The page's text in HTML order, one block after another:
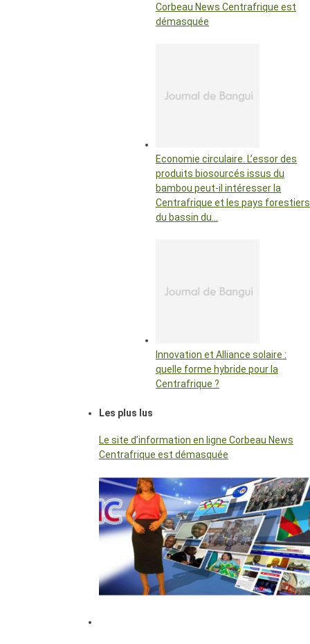
Corbeau News Centrafrique est
démasquée
Economie circulaire. L’essor des
produits biosourcés issus du
bambou peut-il intéresser la
Centrafrique et les pays forestiers
du bassin du…
Innovation et Alliance solaire :
quelle forme hybride pour la
Centrafrique ?
Les plus lus
Le site d’information en ligne Corbeau News
Centrafrique est démasquée